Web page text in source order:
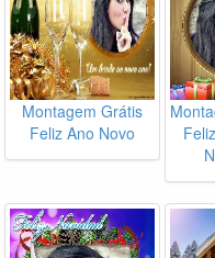
Montagem Grátis
Feliz Ano Novo